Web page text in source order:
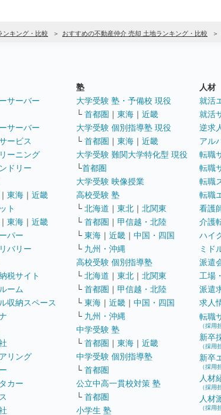
ンキング・比較 おすすめの不動産仲介 売却 土地ランキング・比較
サーバー
サーバー
ービス
ーニング
ドリー
｜ 東海 ｜ 近畿
ト
｜ 東海 ｜ 近畿
パー
バリー
税サイト
ーム
収納スペース
リング
カー
塾
大学受験 塾・予備校 現役
└ 首都圏 ｜ 東海 ｜ 近畿
大学受験 個別指導塾 現役
└ 首都圏 ｜ 東海 ｜ 近畿
大学受験 難関大学特化型 現役
└首都圏
大学受験 映像授業
高校受験 塾
└ 北海道 ｜ 東北 ｜ 北関東
└ 首都圏 ｜ 甲信越・北陸
└ 東海 ｜ 近畿 ｜ 中国・四国
└ 九州・沖縄
高校受験 個別指導塾
└ 北海道 ｜ 東北 ｜ 北関東
└ 首都圏 ｜ 甲信越・北陸
└ 東海 ｜ 近畿 ｜ 中国・四国
└ 九州・沖縄
中学受験 塾
└ 首都圏 ｜ 東海 ｜ 近畿
中学受験 個別指導塾
└ 首都圏
公立中高一貫校対策 塾
└ 首都圏
小学生 塾
人材
就活
就活
逆求
アル
転職
転職
転職
転職
看護
介護
ハイ
ミド
派遣
工場
派遣
求人
転職
（採用
新卒
（採用
新卒
（採用
人材
（採用
人材
（採用